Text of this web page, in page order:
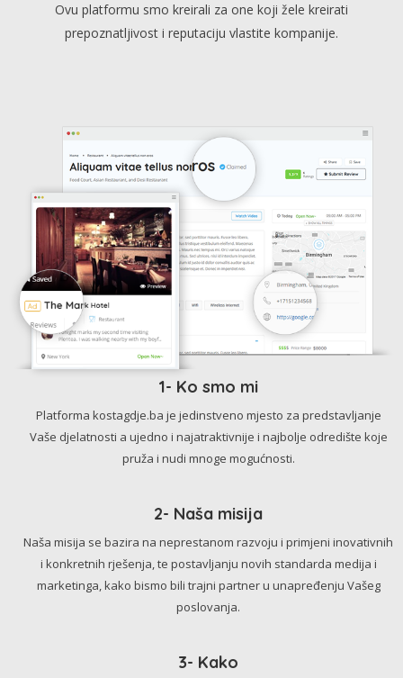
Ovu platformu smo kreirali za one koji žele kreirati
prepoznatljivost i reputaciju vlastite kompanije.
1- Ko smo mi
Platforma kostagdje.ba je jedinstveno mjesto za predstavljanje
Vaše djelatnosti a ujedno i najatraktivnije i najbolje odredište koje
pruža i nudi mnoge mogućnosti.
2- Naša misija
Naša misija se bazira na neprestanom razvoju i primjeni inovativnih
i konkretnih rješenja, te postavljanju novih standarda medija i
marketinga, kako bismo bili trajni partner u unapređenju Vašeg
poslovanja.
3- Kako